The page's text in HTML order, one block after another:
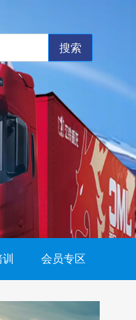
搜索
会员专区